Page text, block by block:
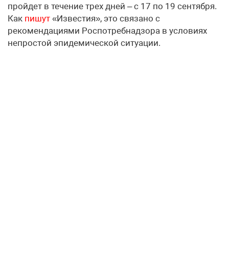
пройдет в течение трех дней – с 17 по 19 сентября.
Как пишут «Известия», это связано с
рекомендациями Роспотребнадзора в условиях
непростой эпидемической ситуации.